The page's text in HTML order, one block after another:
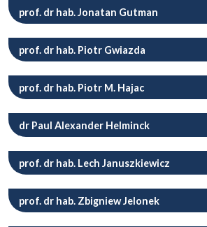
prof. dr hab. Jonatan Gutman
prof. dr hab. Piotr Gwiazda
prof. dr hab. Piotr M. Hajac
dr Paul Alexander Helminck
prof. dr hab. Lech Januszkiewicz
prof. dr hab. Zbigniew Jelonek